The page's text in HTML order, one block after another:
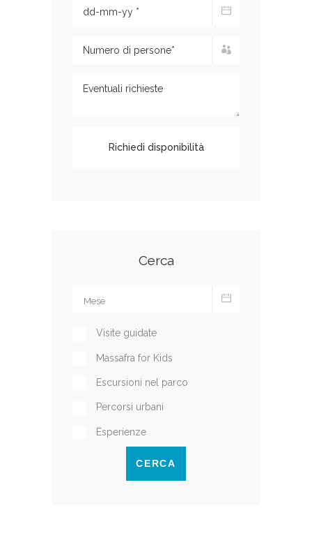
Cerca
Visite guidate
Massafra for Kids
Escursioni nel parco
Percorsi urbani
Esperienze
CERCA